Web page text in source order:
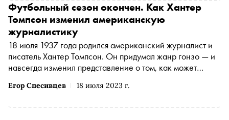
Егор Спесивцев 18 июля 2023 г.
Футбольный сезон окончен. Как Хантер
Томпсон изменил американскую
журналистику
18 июля 1937 года родился американский журналист и
писатель Хантер Томпсон. Он придумал жанр гонзо — и
навсегда изменил представление о том, как может
материале «Сноба»